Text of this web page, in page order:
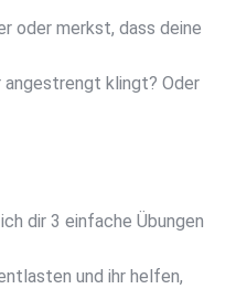
oder merkst, dass deine
angestrengt klingt? Oder
dir 3 einfache Übungen
und ihr helfen,